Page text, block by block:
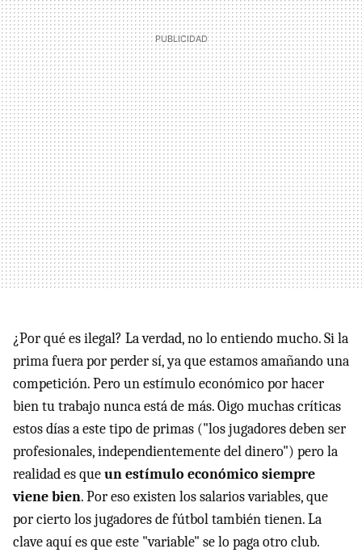
¿Por qué es ilegal? La verdad, no lo entiendo mucho. Si la
prima fuera por perder sí, ya que estamos amañando una
competición. Pero un estímulo económico por hacer
bien tu trabajo nunca está de más. Oigo muchas críticas
estos días a este tipo de primas ("los jugadores deben ser
profesionales, independientemente del dinero") pero la
realidad es queun estímulo económico siempre
viene bien. Por eso existen los salarios variables, que
por cierto los jugadores de fútbol también tienen. La
clave aquí es que este "variable" se lo paga otro club.